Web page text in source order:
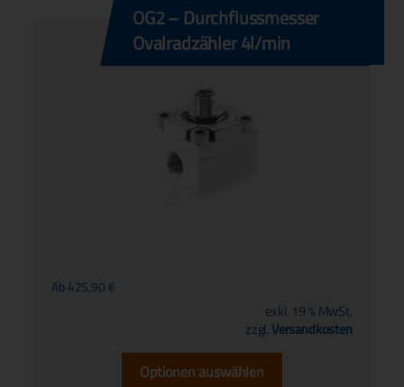
OG2 – Durchflussmesser
Ovalradzähler 4l/min
Ab425,90€
exkl. 19 % MwSt.
zzgl.Versandkosten
Optionen auswählen